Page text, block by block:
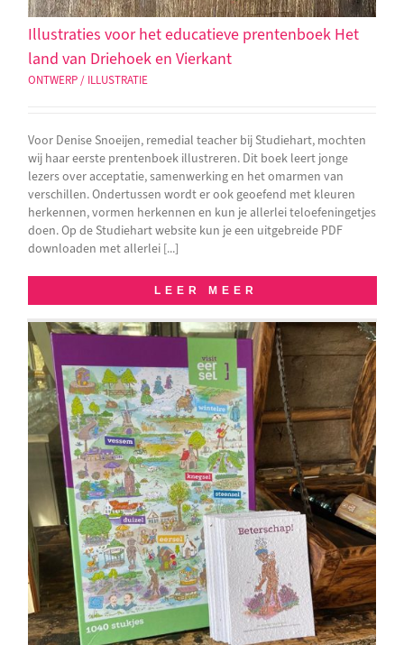
Illustraties voor het educatieve prentenboek Het
land van Driehoek en Vierkant
ONTWERP / ILLUSTRATIE
Voor Denise Snoeijen, remedial teacher bij Studiehart, mochten
wij haar eerste prentenboek illustreren. Dit boek leert jonge
lezers over acceptatie, samenwerking en het omarmen van
verschillen. Ondertussen wordt er ook geoefend met kleuren
herkennen, vormen herkennen en kun je allerlei teloefeningetjes
doen. Op de Studiehart website kun je een uitgebreide PDF
downloaden met allerlei [...]
LEER MEER